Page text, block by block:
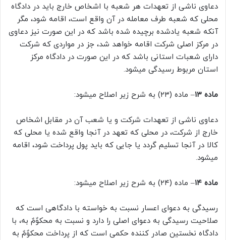
دعاوی ناشی از تعهدات هر شعبه با اشخاص خارج باید در دادگاه
محلی که شعبه طرف معامله در آن واقع است، اقامه شود، مگر
آنکه شعبه یادشده برچیده شده باشد که در این صورت نیز دعاوی
در مرکز اصلی شرکت اقامه خواهد شد، جز در مواردی که شرکت
دارای شعبات استانی باشد که در این صورت در دادگاه مرکز
استان مربوط رسیدگی میشود.
ماده ۱۳ – ماده (۲۳) به شرح زیر اصلاح میشود:
دعاوی ناشی از تعهدات شرکت و یا شعب آن در مقابل اشخاص
خارج از شرکت، در محلی که تعهد در آنجا واقع شده یا محلی که
کالا در آنجا تسلیم گردد یا جایی که باید پول پرداخت شود، اقامه
میشود.
ماده ۱۴ – ماده (۲۴) به شرح زیر اصلاح میشود:
رسیدگی به دعوای اعسار نسبت به خواسته با دادگاهی است که
صلاحیت رسیدگی به دعوای اصلی را دارد و نسبت به محکوٌمٌ به، با
دادگاه نخستین صادر کننده حکمی است که از پرداخت محکوٌمٌ به